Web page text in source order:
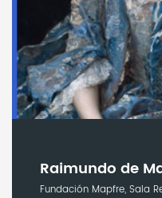
Raimundo de
Fundación Mapfre, Sala